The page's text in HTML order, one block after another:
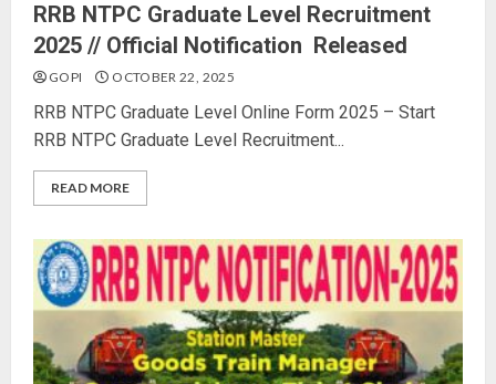
RRB NTPC Graduate Level Recruitment
2025 // Official Notification Released
GOPI OCTOBER 22, 2025
RRB NTPC Graduate Level Online Form 2025 – Start
RRB NTPC Graduate Level Recruitment...
READ MORE